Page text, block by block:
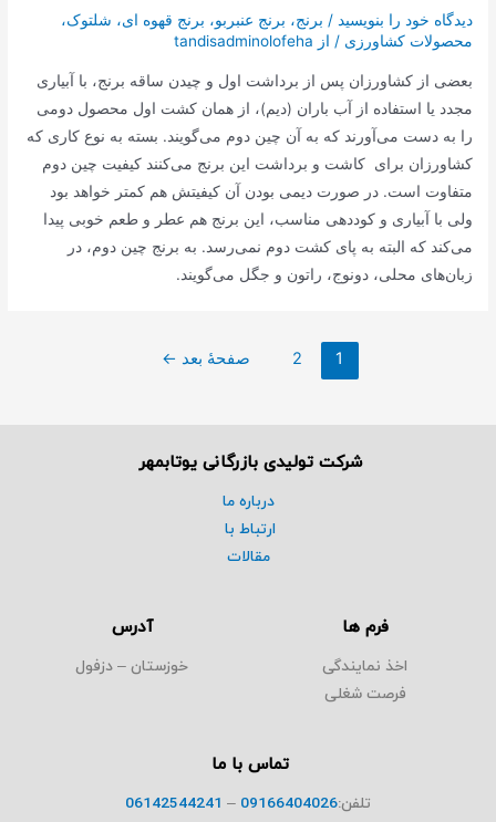
دیدگاه‌ خود را بنویسید / برنج، برنج عنبربو، برنج قهوه ای، شلتوک،
محصولات کشاورزی / از tandisadminolofeha
بعضی از کشاورزان پس از برداشت اول و چیدن ساقه برنج، با آبیاری
مجدد یا استفاده از آب باران (دیم)، از همان کشت اول محصول دومی
را به دست می‌آورند که به آن چین دوم می‌گویند. بسته به نوع کاری که
کشاورزان برای کاشت و برداشت این برنج می‌کنند کیفیت چین دوم
متفاوت است. در صورت دیمی بودن آن کیفیتش هم کمتر خواهد بود
ولی با آبیاری و کوددهی مناسب، این برنج هم عطر و طعم خوبی پیدا
می‌کند که البته به پای کشت دوم نمی‌رسد. به برنج چین دوم، در
زبان‌های محلی، دونوج،‌ راتون و جگل می‌گویند.
1
2 صفحهٔ بعد ←
شرکت تولیدی بازرگانی یوتابمهر
درباره ما
ارتباط با
مقالات
فرم ها
اخذ نمایندگی
فرصت شغلی
آدرس
خوزستان – دزفول
تماس با ما
تلفن:09166404026
–
06142544241